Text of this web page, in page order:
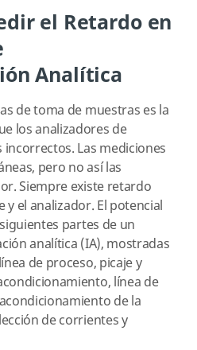
el Retardo en
Analítica
de toma de muestras es la
los analizadores de
Las mediciones
pero no así las
Siempre existe retardo
y el analizador. El potencial
partes de un
analítica (IA), mostradas
de proceso, picaje y
línea de
de la
de corrientes y